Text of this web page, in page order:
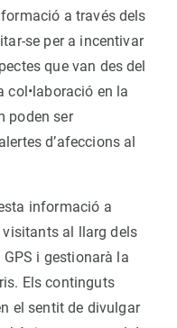
a través dels
se per a incentivar
que van des del
col•laboració en la
poden ser
d’afeccions al
informació a
al llarg dels
i gestionarà la
Els continguts
el sentit de divulgar